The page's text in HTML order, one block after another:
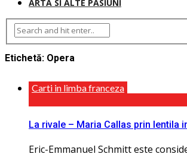
ARTA SI ALTE PASIUNI
Etichetă: Opera
Carti in limba franceza
La rivale – Maria Callas prin lentila
Eric-Emmanuel Schmitt este